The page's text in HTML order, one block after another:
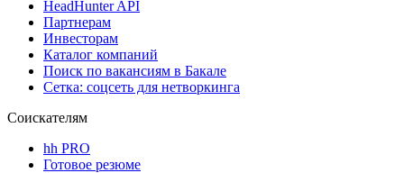
HeadHunter API
Партнерам
Инвесторам
Каталог компаний
Поиск по вакансиям в Бакале
Сетка: соцсеть для нетворкинга
Соискателям
hh PRO
Готовое резюме